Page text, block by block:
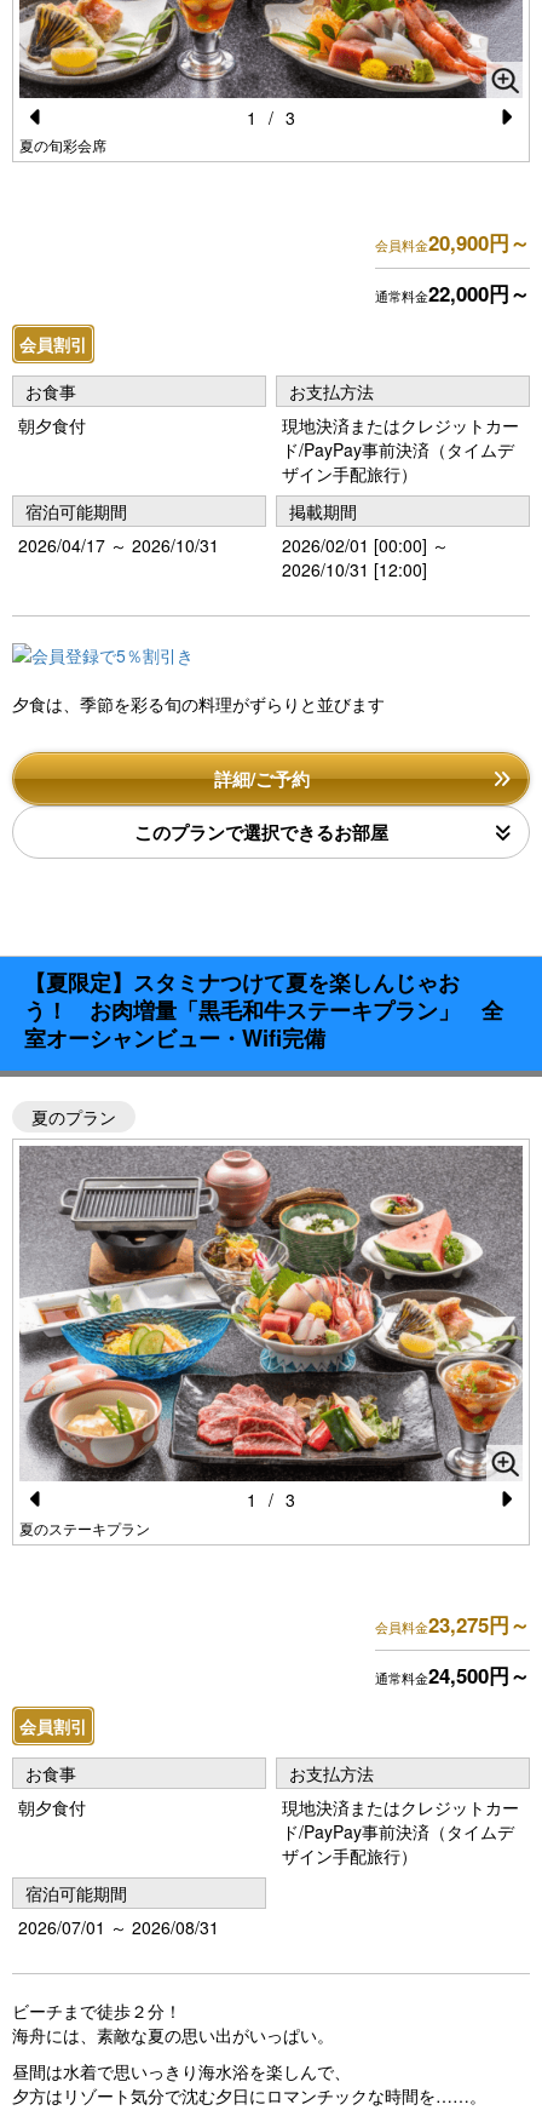
Pr
s
夏の旬彩会席
1 / 3
会員料金20,900円～
通常料金22,000円～
会員割引
お食事
朝夕食付
お支払方法
現地決済またはクレジットカー
ド/PayPay事前決済（タイムデ
ザイン手配旅行）
宿泊可能期間
2026/04/17 ～ 2026/10/31
掲載期間
2026/02/01 [00:00] ～
2026/10/31 [12:00]
夕食は、季節を彩る旬の料理がずらりと並びます
詳細/ご予約
このプランで選択できるお部屋
【夏限定】スタミナつけて夏を楽しんじゃお
う！ お肉増量「黒毛和牛ステーキプラン」 全
室オーシャンビュー・Wifi完備
夏のプラン
Pr
s
夏のステーキプラン
1 / 3
会員料金23,275円～
通常料金24,500円～
会員割引
お食事
朝夕食付
お支払方法
現地決済またはクレジットカー
ド/PayPay事前決済（タイムデ
ザイン手配旅行）
宿泊可能期間
2026/07/01 ～ 2026/08/31
ビーチまで徒歩２分！
海舟には、素敵な夏の思い出がいっぱい。
昼間は水着で思いっきり海水浴を楽しんで、
夕方はリゾート気分で沈む夕日にロマンチックな時間を……。